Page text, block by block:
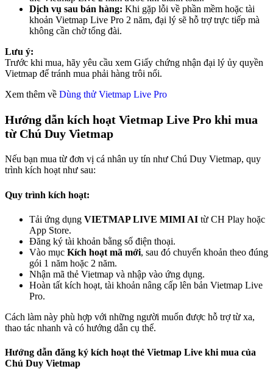
Dịch vụ sau bán hàng: Khi gặp lỗi về phần mềm hoặc tài
khoản Vietmap Live Pro 2 năm, đại lý sẽ hỗ trợ trực tiếp mà
không cần chờ tổng đài.
Lưu ý:
Trước khi mua, hãy yêu cầu xem Giấy chứng nhận đại lý ủy quyền
Vietmap để tránh mua phải hàng trôi nổi.
Xem thêm về Dùng thử Vietmap Live Pro
Hướng dẫn kích hoạt Vietmap Live Pro khi mua
từ Chú Duy Vietmap
Nếu bạn mua từ đơn vị cá nhân uy tín như Chú Duy Vietmap, quy
trình kích hoạt như sau:
Quy trình kích hoạt:
Tải ứng dụng VIETMAP LIVE MIMI AI từ CH Play hoặc
App Store.
Đăng ký tài khoản bằng số điện thoại.
Vào mục Kích hoạt mã mới, sau đó chuyển khoản theo đúng
gói 1 năm hoặc 2 năm.
Nhận mã thẻ Vietmap và nhập vào ứng dụng.
Hoàn tất kích hoạt, tài khoản nâng cấp lên bản Vietmap Live
Pro.
Cách làm này phù hợp với những người muốn được hỗ trợ từ xa,
thao tác nhanh và có hướng dẫn cụ thể.
Hướng dẫn đăng ký kích hoạt thẻ Vietmap Live khi mua của
Chú Duy Vietmap